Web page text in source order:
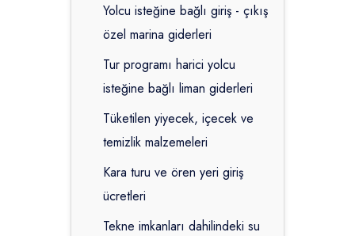
Yolcu isteğine bağlı giriş - çıkış
özel marina giderleri
Tur programı harici yolcu
isteğine bağlı liman giderleri
Tüketilen yiyecek, içecek ve
temizlik malzemeleri
Kara turu ve ören yeri giriş
ücretleri
Tekne imkanları dahilindeki su